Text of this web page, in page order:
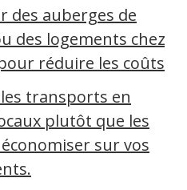
des auberges de
des logements chez
réduire les coûts.
transports en
plutôt que les
sur vos